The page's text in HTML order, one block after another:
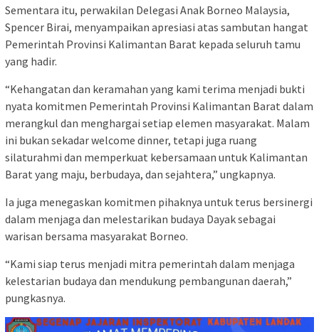
Sementara itu, perwakilan Delegasi Anak Borneo Malaysia,
Spencer Birai, menyampaikan apresiasi atas sambutan hangat
Pemerintah Provinsi Kalimantan Barat kepada seluruh tamu
yang hadir.
“Kehangatan dan keramahan yang kami terima menjadi bukti
nyata komitmen Pemerintah Provinsi Kalimantan Barat dalam
merangkul dan menghargai setiap elemen masyarakat. Malam
ini bukan sekadar welcome dinner, tetapi juga ruang
silaturahmi dan memperkuat kebersamaan untuk Kalimantan
Barat yang maju, berbudaya, dan sejahtera,” ungkapnya.
Ia juga menegaskan komitmen pihaknya untuk terus bersinergi
dalam menjaga dan melestarikan budaya Dayak sebagai
warisan bersama masyarakat Borneo.
“Kami siap terus menjadi mitra pemerintah dalam menjaga
kelestarian budaya dan mendukung pembangunan daerah,”
pungkasnya.